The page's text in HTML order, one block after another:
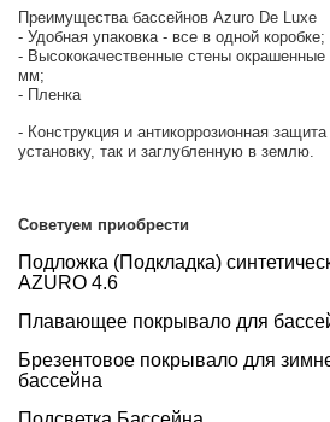
и продвинутых
защита)
и
Преимущества бассейнов Azuro De Luxe
- Удобная упаковка - все в одной коробке;
- Высококачественные стены
мм;
- Пленка
- Конструкция и антикоррозионная
установку, так и заглубленную в землю.
Советуем приобрести
Подложка (Подкладка)
AZURO 4.6
Плавающее покрывало для
Брезентовое покрывало для
бассейна